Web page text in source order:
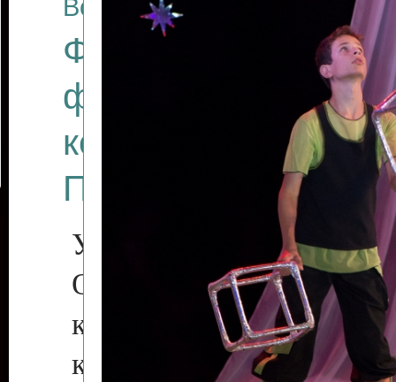
Все отчеты
Финал
фестиваля
коллективов
Приднестровского
Участники фестиваля:
Образцовый
коллектив
культуры с.